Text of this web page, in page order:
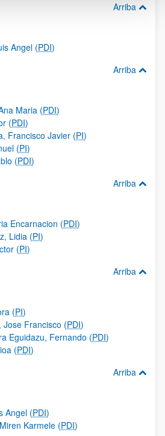
Arriba
Angel (PDI)
Arriba
Maria (PDI)
(PDI)
Francisco Javier (PI)
(PI)
(PDI)
Arriba
Encarnacion (PDI)
Lidia (PI)
(PI)
Arriba
(PI)
Jose Francisco (PDI)
Eguidazu, Fernando (PDI)
(PDI)
Arriba
Angel (PDI)
Karmele (PDI)